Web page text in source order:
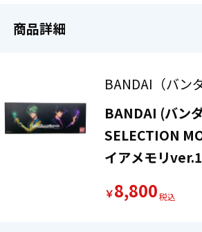
商品詳細
BANDAI（バン
BANDAI (バン
SELECTION
イアメモリ
￥8,800